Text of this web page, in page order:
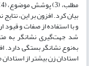
بیان کرد. افزون بر این،
و با استفاده از صفات و
شد جهت‌گیری نشانگر به
به‌نوع نشانگر بستگی دارد.
استادان زن بیشتر از